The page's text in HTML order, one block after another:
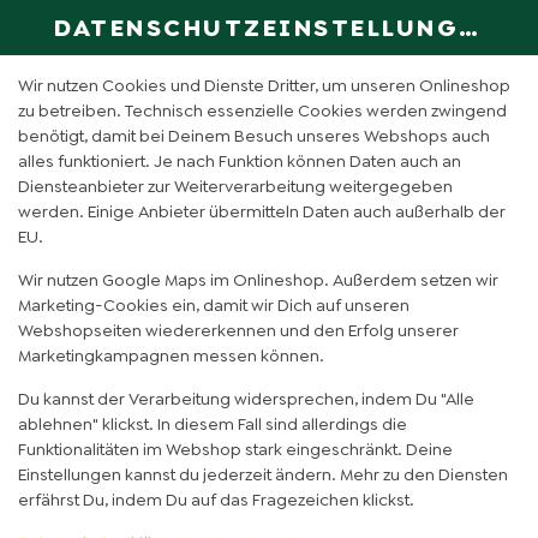
DATENSCHUTZEINSTELLUNGEN
Wir nutzen Cookies und Dienste Dritter, um unseren Onlineshop
zu betreiben. Technisch essenzielle Cookies werden zwingend
benötigt, damit bei Deinem Besuch unseres Webshops auch
alles funktioniert. Je nach Funktion können Daten auch an
Diensteanbieter zur Weiterverarbeitung weitergegeben
werden. Einige Anbieter übermitteln Daten auch außerhalb der
EU.
Wir nutzen Google Maps im Onlineshop. Außerdem setzen wir
Marketing-Cookies ein, damit wir Dich auf unseren
Webshopseiten wiedererkennen und den Erfolg unserer
Marketingkampagnen messen können.
Du kannst der Verarbeitung widersprechen, indem Du "Alle
ablehnen" klickst. In diesem Fall sind allerdings die
Funktionalitäten im Webshop stark eingeschränkt. Deine
Einstellungen kannst du jederzeit ändern. Mehr zu den Diensten
erfährst Du, indem Du auf das Fragezeichen klickst.
DE
COCO MANGO (0,3L)